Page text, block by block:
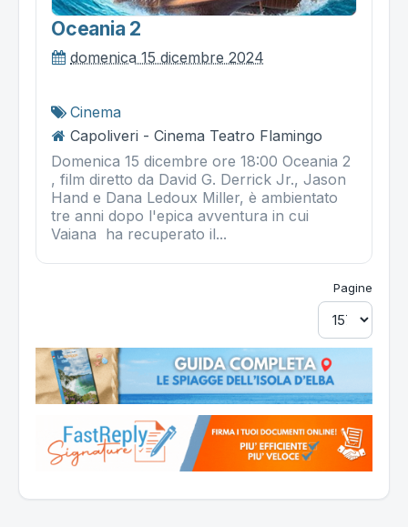
Oceania 2
domenica 15 dicembre 2024
Cinema
Capoliveri - Cinema Teatro Flamingo
Domenica 15 dicembre ore 18:00 Oceania 2
, film diretto da David G. Derrick Jr., Jason
Hand e Dana Ledoux Miller, è ambientato
tre anni dopo l'epica avventura in cui
Vaiana ha recuperato il...
Pagine